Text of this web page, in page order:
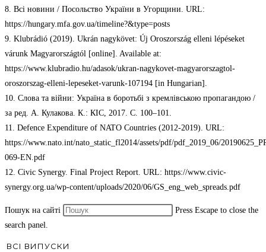
8. Всі новини / Посольство України в Угорщини. URL:
https://hungary.mfa.gov.ua/timeline?&type=posts
9. Klubrádió (2019). Ukrán nagykövet: Új Oroszország elleni lépéseket
várunk Magyarországtól [online]. Available at:
https://www.klubradio.hu/adasok/ukran-nagykovet-magyarorszagtol-
oroszorszag-elleni-lepeseket-varunk-107194 [in Hungarian].
10. Слова та війни: Україна в боротьбі з кремлівською пропагандою /
за ред. А. Кулакова. К.: КІС, 2017. C. 100–101.
11. Defence Expenditure of NATO Countries (2012-2019). URL:
https://www.nato.int/nato_static_fl2014/assets/pdf/pdf_2019_06/
069-EN.pdf
12. Civic Synergy. Final Project Report. URL: https://www.civic-
synergy.org.ua/wp-content/uploads/2020/06/GS_eng_web_spreads.pdf
Пошук на сайті
Press Escape to close the
search panel.
ВСІ ВИПУСКИ